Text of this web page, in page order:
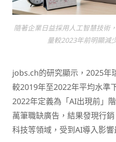
隨著企業日益採用人工智慧技術
量較2023年前明顯減
jobs.ch的研究顯示，2025年
較2019年至2022年平均水準
2022年定義為「AI出現前」
萬筆職缺廣告，結果發現行
科技等領域，受到AI導入影響